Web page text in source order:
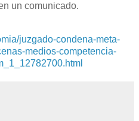
un comunicado.
juzgado-condena-meta-
medios-competencia-